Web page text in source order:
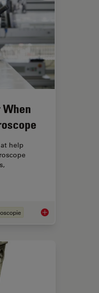
When
help
Key Factors to